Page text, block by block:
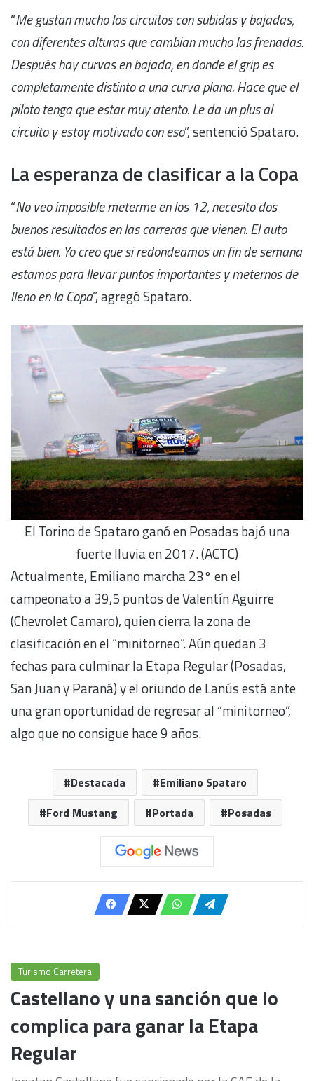
“Me gustan mucho los circuitos con subidas y bajadas,
con diferentes alturas que cambian mucho las frenadas.
Después hay curvas en bajada, en donde el grip es
completamente distinto a una curva plana. Hace que el
piloto tenga que estar muy atento. Le da un plus al
circuito y estoy motivado con eso”, sentenció Spataro.
La esperanza de clasificar a la Copa
“No veo imposible meterme en los 12, necesito dos
buenos resultados en las carreras que vienen. El auto
está bien. Yo creo que si redondeamos un fin de semana
estamos para llevar puntos importantes y meternos de
lleno en la Copa”, agregó Spataro.
El Torino de Spataro ganó en Posadas bajó una
fuerte lluvia en 2017. (ACTC)
Actualmente, Emiliano marcha 23° en el
campeonato a 39,5 puntos de Valentín Aguirre
(Chevrolet Camaro), quien cierra la zona de
clasificación en el “minitorneo”. Aún quedan 3
fechas para culminar la Etapa Regular (Posadas,
San Juan y Paraná) y el oriundo de Lanús está ante
una gran oportunidad de regresar al “minitorneo”,
algo que no consigue hace 9 años.
Destacada
Emiliano Spataro
Ford Mustang
Portada Posadas